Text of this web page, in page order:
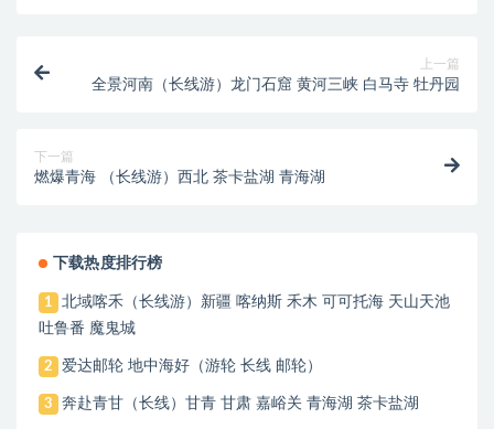
上一篇
全景河南（长线游）龙门石窟 黄河三峡 白马寺 牡丹园
下一篇
燃爆青海 （长线游）西北 茶卡盐湖 青海湖
下载热度排行榜
1
北域喀禾（长线游）新疆 喀纳斯 禾木 可可托海 天山天池
吐鲁番 魔鬼城
2 爱达邮轮 地中海好（游轮 长线 邮轮）
3 奔赴青甘（长线）甘青 甘肃 嘉峪关 青海湖 茶卡盐湖